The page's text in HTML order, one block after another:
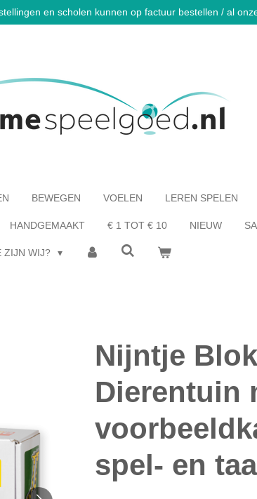
en scholen kunnen op factuur bestellen / al
BEWEGEN VOELEN LEREN SPELEN
HANDGEMAAKT € 1 TOT € 10 NIEUW
ZIJN WIJ?
Nijntje
Dierentuin
spel- en